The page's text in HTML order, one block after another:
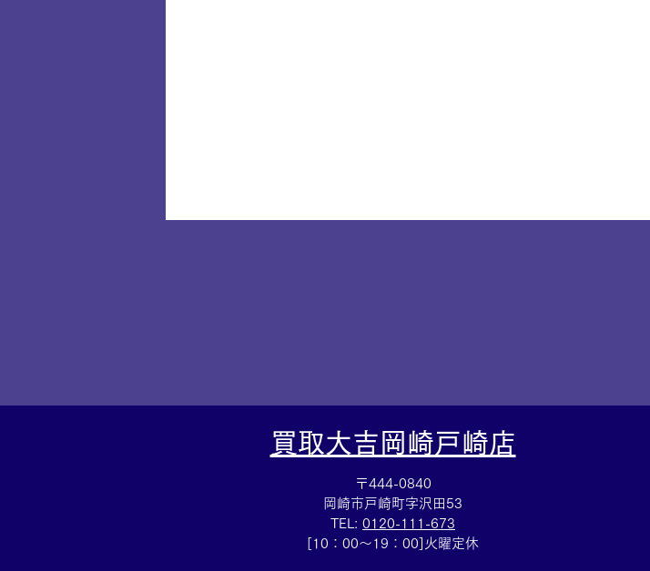
買取大吉岡崎戸崎店
〒444-0840
岡崎市戸崎町字沢田53
TEL: 0120-111-673
[10：00～19：00]火曜定休